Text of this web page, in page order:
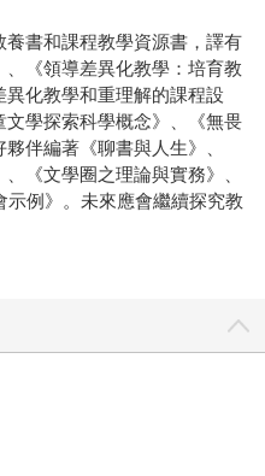
書和課程教學資源書，譯有
、《領導差異化教學：培育教
化教學和重理解的課程設
學探索科學概念》、《無畏
伴編著《聊書與人生》、
《文學圈之理論與實務》、
示例》。未來應會繼續探究教